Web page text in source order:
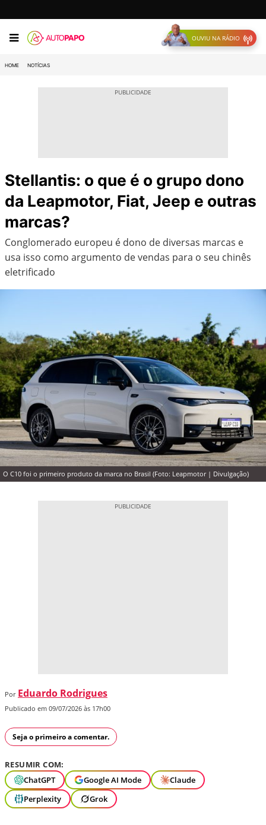
OUVIU NA RÁDIO
HOME NOTÍCIAS
Stellantis: o que é o grupo dono
da Leapmotor, Fiat, Jeep e outras
marcas?
Conglomerado europeu é dono de diversas marcas e
usa isso como argumento de vendas para o seu chinês
eletrificado
O C10 foi o primeiro produto da marca no Brasil (Foto: Leapmotor | Divulgação)
Por Eduardo Rodrigues
Publicado em 09/07/2026 às 17h00
Seja o primeiro a comentar.
RESUMIR COM:
ChatGPT
Google AI Mode
Claude
Perplexity
Grok